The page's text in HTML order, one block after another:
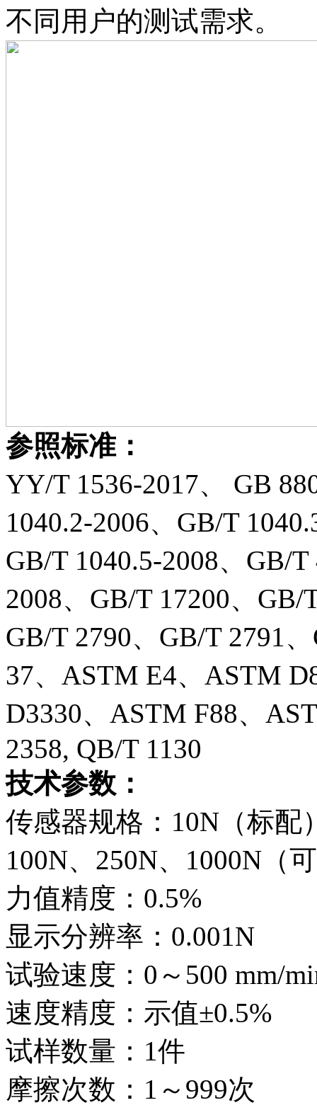
不同用户的测试需求。
参照标准：
YY/T 1536-2017、 GB
1040.2-2006、GB/T
GB/T 1040.5-2008、GB/
2008、GB/T 17200、GB/
GB/T 2790、GB/T 2791
37、ASTM E4、ASTM
D3330、ASTM F88、
2358, QB/T 1130
技术参数：
传感器规格：10N（标配
100N、250N、1000N（
力值精度：0.5%
显示分辨率：0.001N
试验速度：0～500 mm/
速度精度：示值±0.5%
试样数量：1件
摩擦次数：1～999次